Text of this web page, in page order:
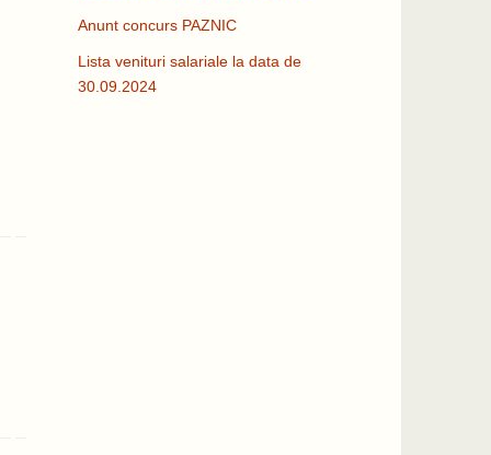
Anunt concurs PAZNIC
Lista venituri salariale la data de
30.09.2024